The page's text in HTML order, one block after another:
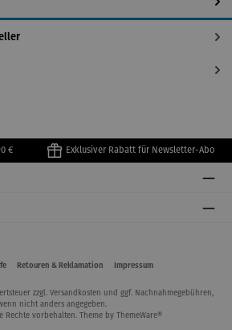
€ Exklusiver Rabatt für Newsletter-Abo
Retouren & Reklamation Impressum
zzgl. Versandkosten und ggf. Nachnahmegebühren,
nicht anders angegeben.
Rechte vorbehalten. Theme by ThemeWare®